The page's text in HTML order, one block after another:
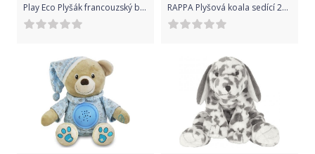
Play Eco Plyšák francouzský buldoček 29 cm
RAPPA Plyšová koala sedící 26 cm ECO-FRIENDLY